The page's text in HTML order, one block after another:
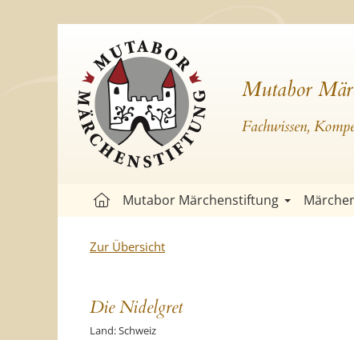
Mutabor
Fachwissen,
Mutabor Märchenstiftung
Zur Übersicht
Die Nidelgret
Land: Schweiz